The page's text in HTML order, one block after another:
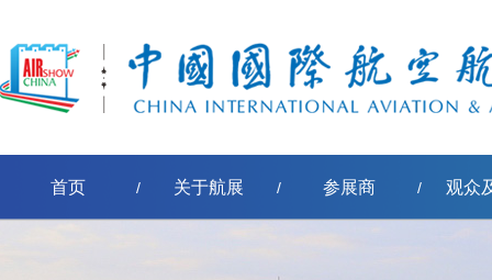
首页 / 关于航展 / 参展商 / 观众